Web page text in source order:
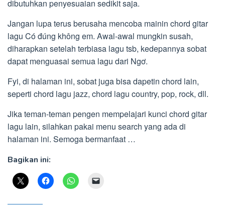
dibutuhkan penyesuaian sedikit saja.
Jangan lupa terus berusaha mencoba mainin chord gitar
lagu Có đúng không em. Awal-awal mungkin susah,
diharapkan setelah terbiasa lagu tsb, kedepannya sobat
dapat menguasai semua lagu dari Ngơ.
Fyi, di halaman ini, sobat juga bisa dapetin chord lain,
seperti chord lagu jazz, chord lagu country, pop, rock, dll.
Jika teman-teman pengen mempelajari kunci chord gitar
lagu lain, silahkan pakai menu search yang ada di
halaman ini. Semoga bermanfaat …
Bagikan ini: